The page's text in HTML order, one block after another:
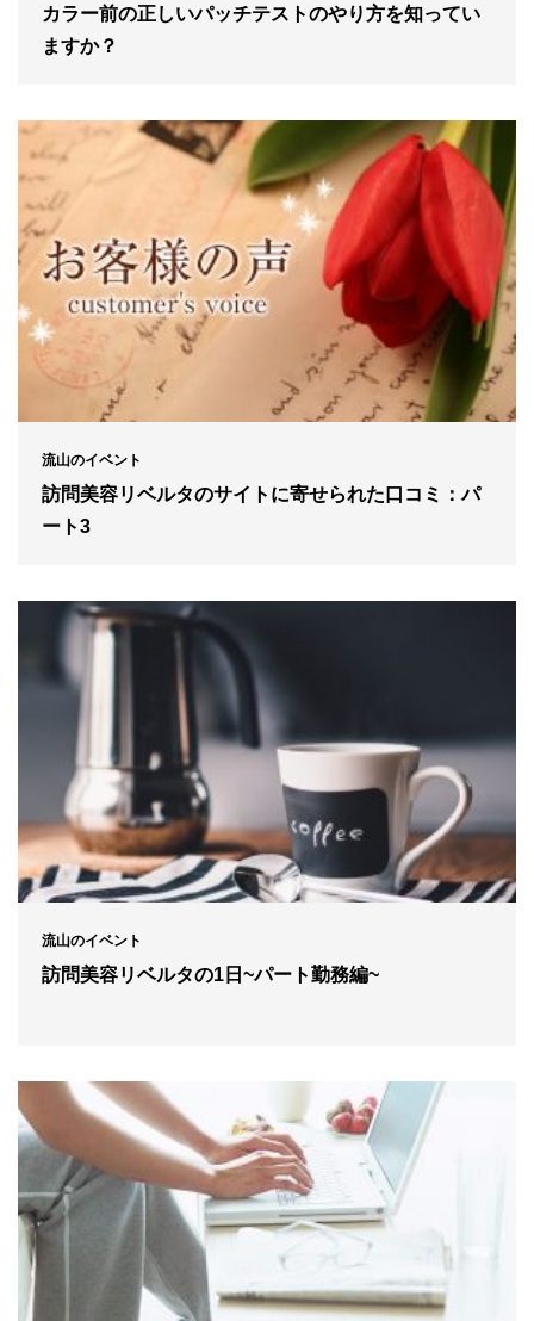
カラー前の正しいパッチテストのやり方を知ってい
ますか？
流山のイベント
訪問美容リベルタのサイトに寄せられた口コミ：パ
ート3
流山のイベント
訪問美容リベルタの1日~パート勤務編~